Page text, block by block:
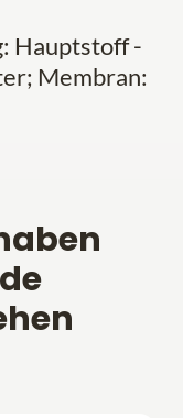
Hauptstoff -
Membran: